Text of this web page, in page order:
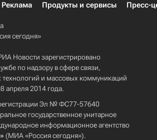
Реклама Продукты и сервисы Пресс-
сегодня»
Новости зарегистрировано
по надзору в сфере связи,
и массовых коммуникаций
апреля 2014 года.
Эл № ФС77-57640
государственное унитарное
информационное агентство
(МИА «Россия сегодня»).